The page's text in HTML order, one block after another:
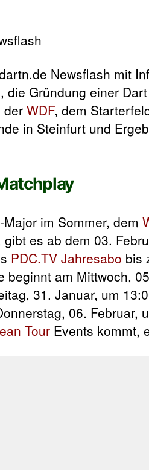
Newsflash mit
die Gründung einer
der WDF, dem
in Steinfurt und
im Sommer, dem
es ab dem 03.
PDC.TV Jahresabo bis
beginnt am Mittwoch,
31. Januar, um
06. Februar,
Tour Events kommt,